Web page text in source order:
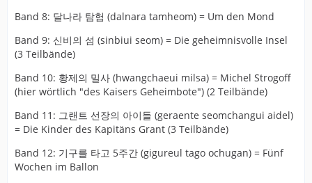
Band 8: 달나라 탐험 (dalnara tamheom) = Um den Mond
Band 9: 신비의 섬 (sinbiui seom) = Die geheimnisvolle Insel
(3 Teilbände)
Band 10: 황제의 밀사 (hwangchaeui milsa) = Michel Strogoff
(hier wörtlich "des Kaisers Geheimbote") (2 Teilbände)
Band 11: 그랜트 선장의 아이들 (geraente seomchangui aidel)
= Die Kinder des Kapitäns Grant (3 Teilbände)
Band 12: 기구를 타고 5주간 (gigureul tago ochugan) = Fünf
Wochen im Ballon